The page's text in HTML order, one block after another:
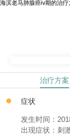
海滨老马肺腺癌iv期的治疗
治疗方案
症状
发生时间：
出现症状：刺